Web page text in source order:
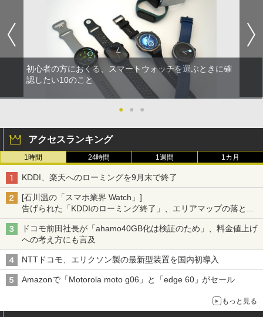
初心者の方におくる、スマートウォッチを選ぶときに確
認したい10のこと
● ● ●
アクセスランキング
1時間 24時間 1週間 1カ月
KDDI、楽天へのローミングを9月末で終了
[石川温の「スマホ業界 Watch」]
告げられた「KDDIのローミング終了」、エリアマップの落とし
穴と楽天モバイルの課題
ドコモ前田社長が「ahamo40GB化は検証のため」、料金値上げ
への考え方にも言及
NTTドコモ、エリクソン製の最新型装置を国内初導入
Amazonで「Motorola moto g06」と「edge 60」がセール
もっと見る